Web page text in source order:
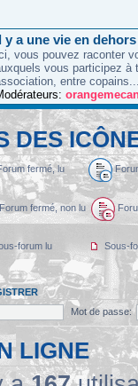
y a une vie en
vous pouvez raconter
vous participez à
entre copains...
DES
fermé, lu
Forum fermé, non lu
forum lu Sous-
Mot de passe:
LIGNE